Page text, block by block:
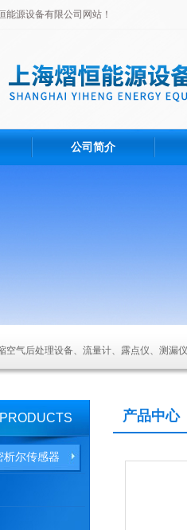
能源设备有限公司网站！
公司简介
空气后处理设备、流量计、露点仪、测漏
析尔传感器
产品中心